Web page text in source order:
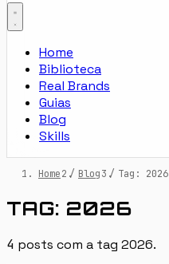
Home
Biblioteca
Real Brands
Guias
Blog
Skills
Home / Blog / Tag: 2026
TAG: 2026
4 posts com a tag 2026.